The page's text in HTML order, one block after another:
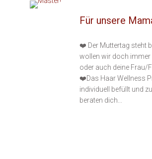
Für unsere
❤️ Der Muttertag steht
wollen wir doch immer
oder auch deine Frau/
❤️Das Haar Wellness
individuell befüllt und
beraten dich...